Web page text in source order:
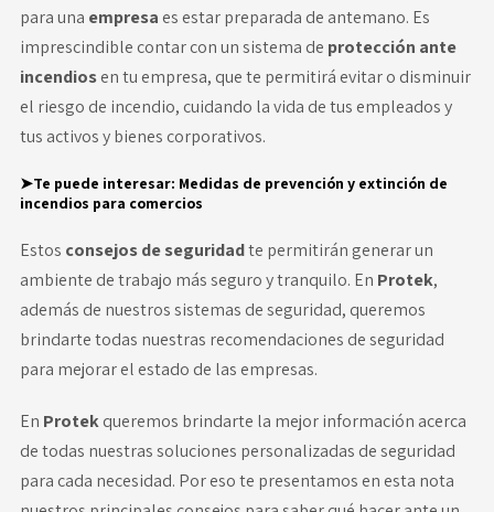
para una empresa es estar preparada de antemano. Es
imprescindible contar con un sistema de protección ante
incendiosen tu empresa, que te permitirá evitar o disminuir
el riesgo de incendio, cuidando la vida de tus empleados y
tus activos y bienes corporativos.
➤Te puede interesar: Medidas de prevención y extinción de
incendios para comercios
Estos consejos de seguridadte permitirán generar un
ambiente de trabajo más seguro y tranquilo. En Protek,
además de nuestros sistemas de seguridad, queremos
brindarte todas nuestras recomendaciones de seguridad
para mejorar el estado de las empresas.
En Protekqueremos brindarte la mejor información acerca
de todas nuestras soluciones personalizadas de seguridad
para cada necesidad. Por eso te presentamos en esta nota